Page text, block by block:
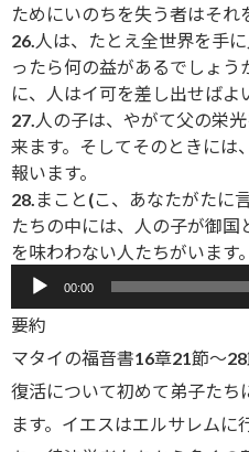
ためにいのちを失う者はそれ
26.人は、たとえ全世界を手
ったら何の益があるでしょ
に、人はイ可を差し出せばよ
27.人の子は、やがて父の栄
来ます。そしてそのときには
報います。
28.まこと(こ、あなたがたに
たちの中には、人の子が御国
を味わわない人たちがいます
声
プ
レ
ー
ー
00:00
要約
マタイの福音書16章21節～
復活について初めて弟子たち
ます。イエスはエルサレムに